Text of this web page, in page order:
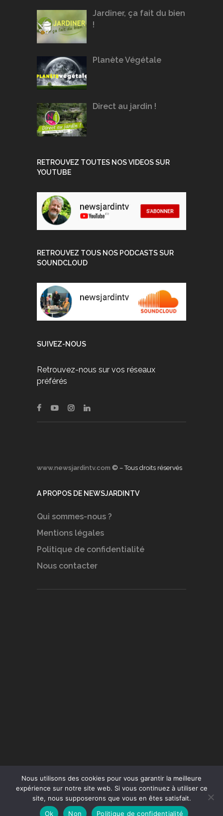
Jardiner, ça fait du bien
!
Planète Végétale
Direct au jardin !
RETROUVEZ TOUTES NOS VIDEOS SUR
YOUTUBE
RETROUVEZ TOUS NOS PODCASTS SUR
SOUNDCLOUD
SUIVEZ-NOUS
Retrouvez-nous sur vos réseaux
préférés
www.newsjardintv.com © – Tous droits réservés
A PROPOS DE NEWSJARDINTV
Qui sommes-nous ?
Mentions légales
Politique de confidentialité
Nous contacter
Conception du site :Agence Jus de Citron
Nous utilisons des cookies pour vous garantir la meilleure
expérience sur notre site web. Si vous continuez à utiliser ce
site, nous supposerons que vous en êtes satisfait.
Ok
Non Politique de confidentialité